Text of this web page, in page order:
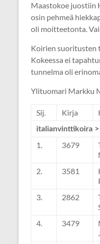
Maastokoe juostiin
osin pehmeä
oli moitteetonta.
Koirien suoritusten
Kokeessa ei
tunnelma oli
Ylituomari Markku
Sij. Kirja
italianvinttikoira >
1. 3679
2. 3581
3. 2862
4. 3479